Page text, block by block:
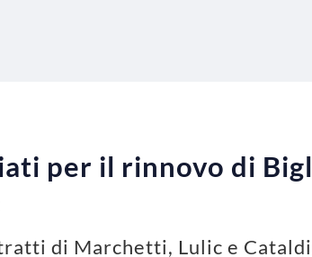
per il rinnovo di
di Marchetti, Lulic e